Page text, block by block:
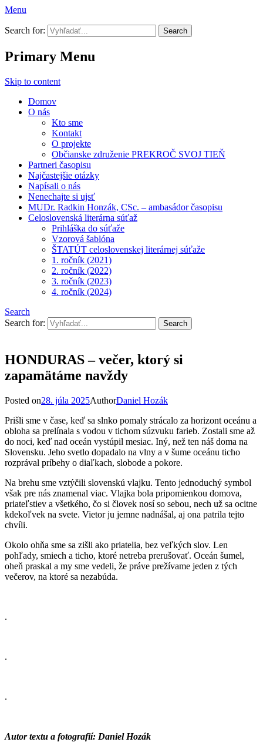
Menu
Prekroč svoj tieň
Search for:
Primary Menu
Skip to content
Domov
O nás
Kto sme
Kontakt
O projekte
Občianske združenie PREKROČ SVOJ TIEŇ
Partneri časopisu
Najčastejšie otázky
Napísali o nás
Nenechajte si ujsť
MUDr. Radkin Honzák, CSc. – ambasádor časopisu
Celoslovenská literárna súťaž
Prihláška do súťaže
Vzorová šablóna
ŠTATÚT celoslovenskej literárnej súťaže
1. ročník (2021)
2. ročník (2022)
3. ročník (2023)
4. ročník (2024)
Search
Search for:
HONDURAS – večer, ktorý si
zapamätáme navždy
Posted on28. júla 2025AuthorDaniel Hozák
Prišli sme v čase, keď sa slnko pomaly strácalo za horizont oceánu a
obloha sa prelínala s vodou v tichom súzvuku farieb. Zostali sme až
do noci, keď nad oceán vystúpil mesiac. Iný, než ten náš doma na
Slovensku. Jeho svetlo dopadalo na vlny a v šume oceánu ticho
rozprával príbehy o diaľkach, slobode a pokore.
Na brehu sme vztýčili slovenskú vlajku. Tento jednoduchý symbol
však pre nás znamenal viac. Vlajka bola pripomienkou domova,
priateľstiev a všetkého, čo si človek nosí so sebou, nech už sa ocitne
kdekoľvek na svete. Vietor ju jemne nadnášal, aj ona patrila tejto
chvíli.
Okolo ohňa sme sa zišli ako priatelia, bez veľkých slov. Len
pohľady, smiech a ticho, ktoré netreba prerušovať. Oceán šumel,
oheň praskal a my sme vedeli, že práve prežívame jeden z tých
večerov, na ktoré sa nezabúda.
.
.
.
Autor textu a fotografií: Daniel Hozák